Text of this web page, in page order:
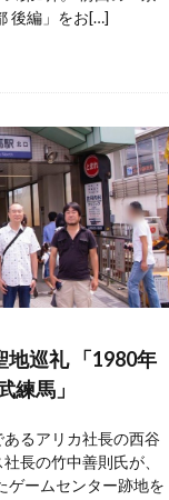
後編」をお[…]
地巡礼 「1980年
練馬」
るアリカ社長の西谷
長の竹中善則氏が、
ゲームセンター跡地を